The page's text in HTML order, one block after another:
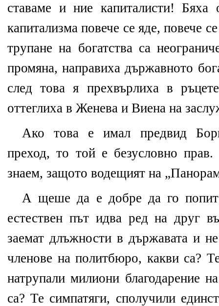
ставаме и ние капиталисти! Бяха
капитализма повече се яде, повече
трупане на богатства са
промяна, направиха държавното
след това я прехвърлиха в
оттеглиха в Женева и Виена на
Ако това е имал предвид
преход, то той е безусловно
знаем, защото водещият на
А щеше да е добре да го
естествен път идва ред на друг
заемат длъжности в държавата и
членове на политбюро, какви са?
натрупали милиони благодарение
са? Те симпатяги, сполучили